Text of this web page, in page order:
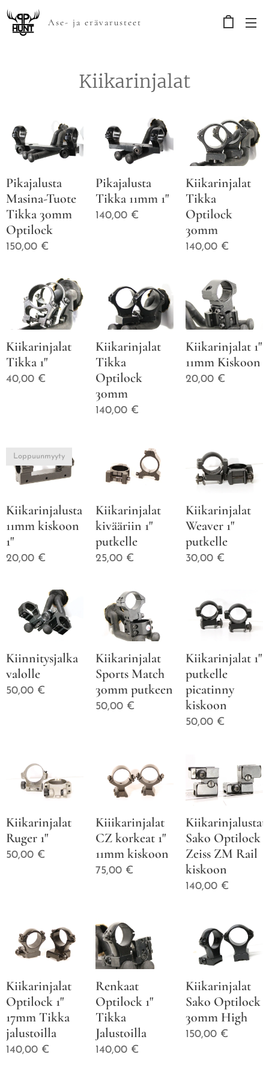
Ase- ja erävarusteet
Kiikarinjalat
Pikajalusta
Masina-Tuote
Tikka 30mm
Optilock
150,00 €
Pikajalusta
Tikka 11mm 1"
140,00 €
Kiikarinjalat
Tikka
Optilock
30mm
140,00€
Kiikarinjalat
Tikka 1"
40,00 €
Kiikarinjalat
Tikka
Optilock
30mm
140,00 €
Kiikarinjalat 1"
11mm Kiskoon
20,00€
Kiikarinjalusta
11mm kiskoon
1"
Loppuunmyyty
20,00 €
Kiikarinjalat
kivääriin 1"
putkelle
25,00 €
Kiikarinjalat
Weaver 1"
putkelle
30,00€
Kiinnitysjalka
valolle
50,00 €
Kiikarinjalat
Sports Match
30mm putkeen
50,00 €
Kiikarinjalat 1"
putkelle
picatinny
kiskoon
50,00€
Kiikarinjalat
Ruger 1"
50,00 €
Kiiikarinjalat
CZ korkeat 1"
11mm kiskoon
75,00 €
Kiikarinjalustat
Sako Optilock
Zeiss ZM Rail
kiskoon
140,00€
Kiikarinjalat
Optilock 1"
17mm Tikka
jalustoilla
140,00 €
Renkaat
Optilock 1"
Tikka
Jalustoilla
140,00 €
Kiikarinjalat
Sako Optilock
30mm High
150,00€